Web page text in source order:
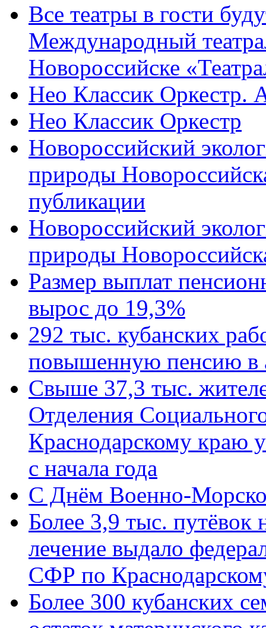
Все театры в гости
Международный
Новороссийске
Нео Классик Оркестр.
Нео Классик Оркестр
Новороссийский
природы
публикации
Новороссийский
природы
Размер выплат
вырос до 19,3%
292 тыс. кубанских
повышенную пенсию в
Свыше 37,3 тыс.
Отделения
Краснодарскому краю
с начала года
C Днём Военно-
Более 3,9 тыс. путёвок
лечение выдало
СФР по
Более 300 кубанских